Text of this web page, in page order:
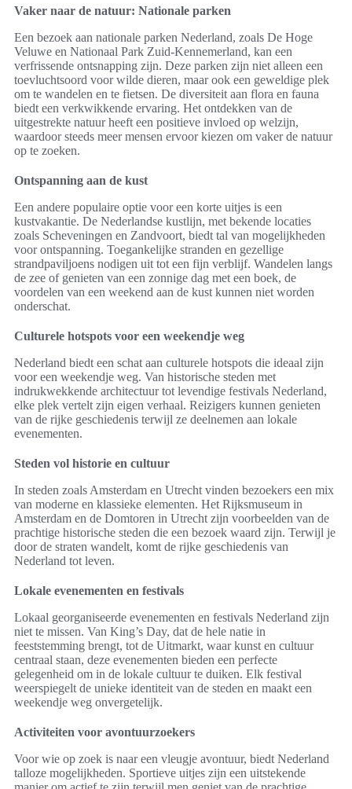
Vaker naar de natuur: Nationale parken
Een bezoek aan nationale parken Nederland, zoals De Hoge
Veluwe en Nationaal Park Zuid-Kennemerland, kan een
verfrissende ontsnapping zijn. Deze parken zijn niet alleen een
toevluchtsoord voor wilde dieren, maar ook een geweldige plek
om te wandelen en te fietsen. De diversiteit aan flora en fauna
biedt een verkwikkende ervaring. Het ontdekken van de
uitgestrekte natuur heeft een positieve invloed op welzijn,
waardoor steeds meer mensen ervoor kiezen om vaker de natuur
op te zoeken.
Ontspanning aan de kust
Een andere populaire optie voor een korte uitjes is een
kustvakantie. De Nederlandse kustlijn, met bekende locaties
zoals Scheveningen en Zandvoort, biedt tal van mogelijkheden
voor ontspanning. Toegankelijke stranden en gezellige
strandpaviljoens nodigen uit tot een fijn verblijf. Wandelen langs
de zee of genieten van een zonnige dag met een boek, de
voordelen van een weekend aan de kust kunnen niet worden
onderschat.
Culturele hotspots voor een weekendje weg
Nederland biedt een schat aan culturele hotspots die ideaal zijn
voor een weekendje weg. Van historische steden met
indrukwekkende architectuur tot levendige festivals Nederland,
elke plek vertelt zijn eigen verhaal. Reizigers kunnen genieten
van de rijke geschiedenis terwijl ze deelnemen aan lokale
evenementen.
Steden vol historie en cultuur
In steden zoals Amsterdam en Utrecht vinden bezoekers een mix
van moderne en klassieke elementen. Het Rijksmuseum in
Amsterdam en de Domtoren in Utrecht zijn voorbeelden van de
prachtige historische steden die een bezoek waard zijn. Terwijl je
door de straten wandelt, komt de rijke geschiedenis van
Nederland tot leven.
Lokale evenementen en festivals
Lokaal georganiseerde evenementen en festivals Nederland zijn
niet te missen. Van King’s Day, dat de hele natie in
feeststemming brengt, tot de Uitmarkt, waar kunst en cultuur
centraal staan, deze evenementen bieden een perfecte
gelegenheid om in de lokale cultuur te duiken. Elk festival
weerspiegelt de unieke identiteit van de steden en maakt een
weekendje weg onvergetelijk.
Activiteiten voor avontuurzoekers
Voor wie op zoek is naar een vleugje avontuur, biedt Nederland
talloze mogelijkheden. Sportieve uitjes zijn een uitstekende